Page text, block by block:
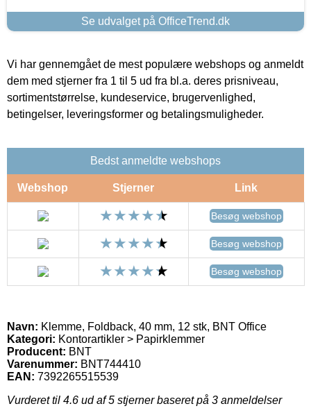
Se udvalget på OfficeTrend.dk
Vi har gennemgået de mest populære webshops og anmeldt
dem med stjerner fra 1 til 5 ud fra bl.a. deres prisniveau,
sortimentstørrelse, kundeservice, brugervenlighed,
betingelser, leveringsformer og betalingsmuligheder.
Bedst anmeldte webshops
Webshop Stjerner Link
Besøg webshop
Besøg webshop
Besøg webshop
Navn: Klemme, Foldback, 40 mm, 12 stk, BNT Office
Kategori: Kontorartikler > Papirklemmer
Producent: BNT
Varenummer: BNT744410
EAN: 7392265515539
Vurderet til 4.6 ud af 5 stjerner baseret på 3 anmeldelser